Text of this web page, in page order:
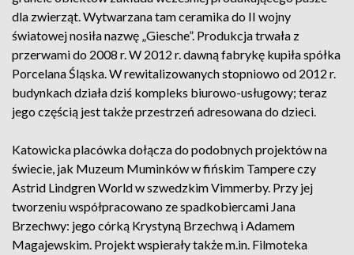
dla zwierząt. Wytwarzana tam ceramika do II wojny
światowej nosiła nazwę „Giesche”. Produkcja trwała z
przerwami do 2008 r. W 2012 r. dawną fabrykę kupiła spółka
Porcelana Śląska. W rewitalizowanych stopniowo od 2012 r.
budynkach działa dziś kompleks biurowo-usługowy; teraz
jego częścią jest także przestrzeń adresowana do dzieci.
Katowicka placówka dołącza do podobnych projektów na
świecie, jak Muzeum Muminków w fińskim Tampere czy
Astrid Lindgren World w szwedzkim Vimmerby. Przy jej
tworzeniu współpracowano ze spadkobiercami Jana
Brzechwy: jego córką Krystyną Brzechwą i Adamem
Magajewskim. Projekt wspierały także m.in. Filmoteka